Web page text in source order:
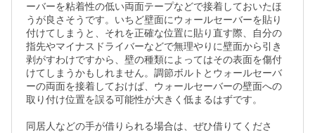
ーバーを粘着性の低い両面テープなどで接着しておいたほ
うが良さそうです。いちど壁面にウォールセーバーを貼り
付けてしまうと、それを正確な位置に貼り直す際、自分の
指先やマイナスドライバーなどで無理やりに壁面から引き
剥がすわけですから、壁の種類によってはその表面を傷付
けてしまうかもしれません。調節ボルトとウォールセーバ
ーの両面を接着しておけば、ウォールセーバーの壁面への
取り付け位置を誤る可能性が大きく低まるはずです。
同居人などの手が借りられる場合は、ぜひ借りてくださ